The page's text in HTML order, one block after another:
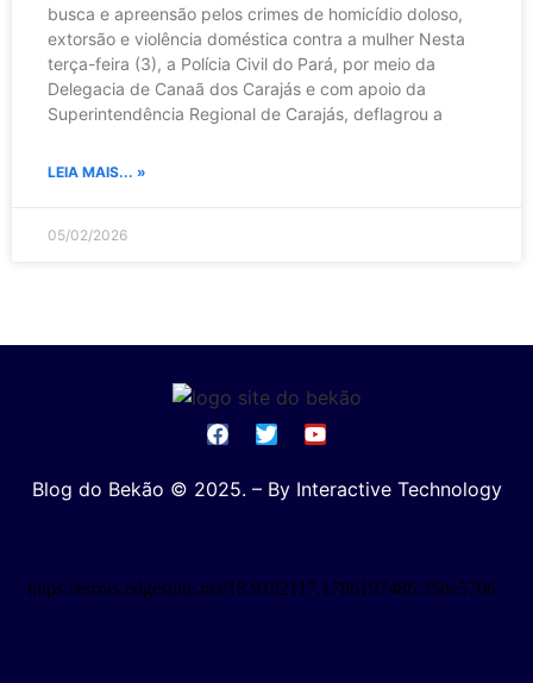
busca e apreensão pelos crimes de homicídio doloso,
extorsão e violência doméstica contra a mulher Nesta
terça-feira (3), a Polícia Civil do Pará, por meio da
Delegacia de Canaã dos Carajás e com apoio da
Superintendência Regional de Carajás, deflagrou a
LEIA MAIS... »
05/02/2026
Blog do Bekão © 2025. – By Interactive Technology